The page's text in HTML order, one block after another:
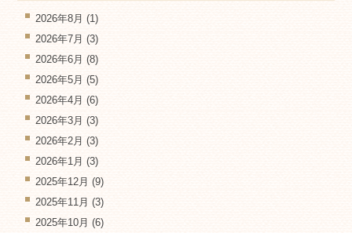
2026年8月 (1)
2026年7月 (3)
2026年6月 (8)
2026年5月 (5)
2026年4月 (6)
2026年3月 (3)
2026年2月 (3)
2026年1月 (3)
2025年12月 (9)
2025年11月 (3)
2025年10月 (6)